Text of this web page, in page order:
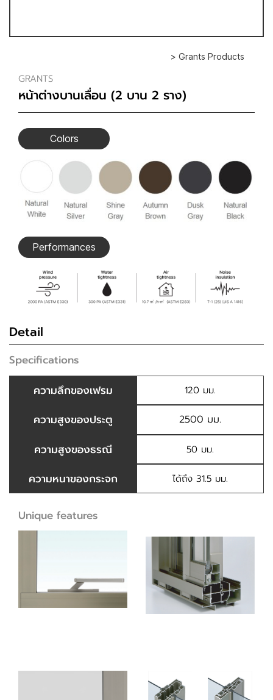
> Grants Products
GRANTS
หน้าต่างบานเลื่อน (2 บาน 2 ราง)
Colors
Performances
Detail
Specifications
ความลึกของเฟรม
120 มม.
ความสูงของประตู 2500 มม.
ความสูงของธรณี 50 มม.
ความหนาของกระจก ได้ถึง 31.5 มม.
Unique features